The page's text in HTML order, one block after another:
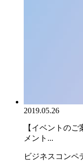
2019.05.26
【イベントの
メント...
ビジネスコンペ